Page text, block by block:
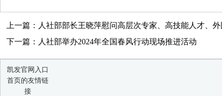
上一篇：人社部部长王晓萍慰问高层次专家、高技能人才、
下一篇：人社部举办2024年全国春风行动现场推进活动
凯发官网入口
首页的友情链
接